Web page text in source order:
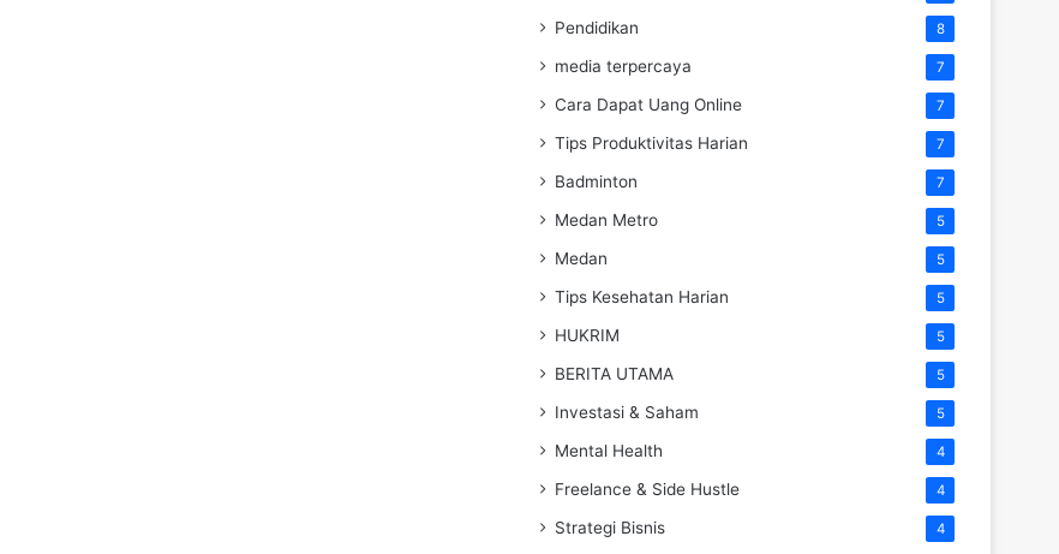
Pendidikan 8
media terpercaya 7
Cara Dapat Uang Online 7
Tips Produktivitas Harian 7
Badminton 7
Medan Metro 5
Medan 5
Tips Kesehatan Harian 5
HUKRIM 5
BERITA UTAMA 5
Investasi & Saham 5
Mental Health 4
Freelance & Side Hustle 4
Strategi Bisnis 4